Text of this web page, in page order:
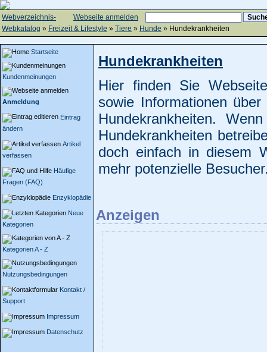
Webseite anmelden
Webverzeichnis-
Webkatalog » Freizeit & Lifestyle » Tiere » Hunde » Hundekrankheiten
Startseite
Kundenmeinungen
Anmeldung
Eintrag
ändern
Artikel
verfassen
Häufige
Fragen (FAQ)
Enzyklopädie
Neue
Kategorien
Kategorien A - Z
Nutzungsbedingungen
Kontakt /
Support
Impressum
Datenschutz
Hundekrankheiten
Hier finden Sie
sowie Informationen
Hundekrankheiten.
Hundekrankheiten
doch einfach in diesem
mehr potenzielle
Anzeigen